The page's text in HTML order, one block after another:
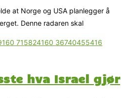
at Norge og USA planlegger å
Denne radaren skal
hva Israel gjør